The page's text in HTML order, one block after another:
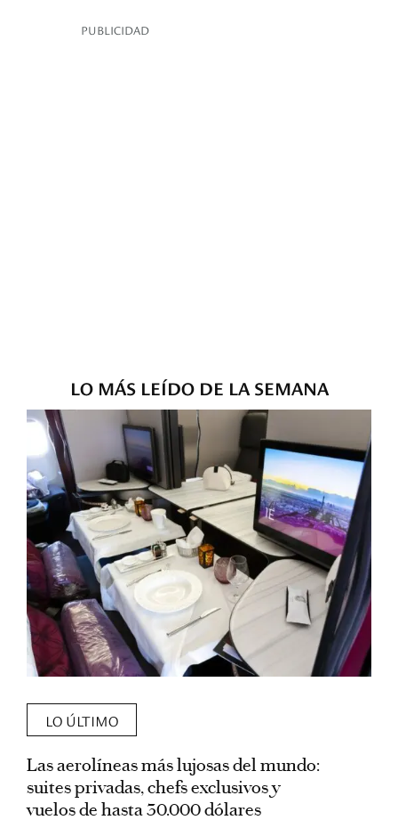
PUBLICIDAD
LO MÁS LEÍDO DE LA SEMANA
LO ÚLTIMO
Las aerolíneas más lujosas del mundo:
suites privadas, chefs exclusivos y
vuelos de hasta 30.000 dólares